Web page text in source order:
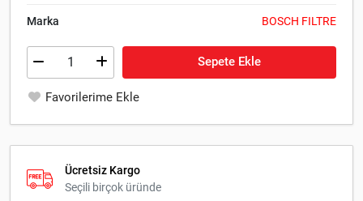
Marka BOSCH FILTRE
Sepete Ekle
Favorilerime Ekle
Ücretsiz Kargo
Seçili birçok üründe